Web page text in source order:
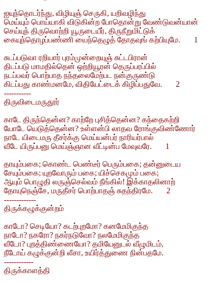
ஐயுந்தொடர்ந்து, விழியுஞ் செருகி, யறிவழிந்து
மெய்யும் பொய்யாகி விடுகின்ற போதொன்று வேண்டுவன்யான்
செய்யுந் திருவொற்றி யூருடையீர், திருநீறுமிட்டுக்
கையுந்தொழப்பண்ணி யைந்தெழுத் தோதவுங் கற்பியுமே. 1
சுடப்படுவா ரறியார் புரம்முன்றையுஞ் சுட்டபிரான்
திடப்படு மாமதில்தென் ஒற்றியூரன் தெருப்பரப்பில்
நடப்பவர் பொற்பாத நந்தலைமேற்பட நன்குருண்டு
கிடப்பது காண்மனமே, விதியேட்டைக் கிழிப்பதுவே. 2
-----------
திருவிடைமருதூர்
காடே திருந்தென்ன? காற்றே புசித்தென்ன? கந்தைகற்றி
யோடே யெடுத்தென்ன? உள்ளன்பி லாதவ ரோங்குவிண்ணோர்
நாடே யிடைமரு தீசர்க்கு மெய்யன்பர் நாரியர்பால்
வீடே யிருப்பனு மெய்ஞ்ஞான வீட்டின்ப மேவுவரே. 1
தாயும்பகை; கொண்ட பெண்டீர் பெரும்பகை; தன்னுடைய
சேயும்பகை; யுறவோரும் பகை; யிச்செகமும் பகை;
ஆயும் பொழுதி லருஞ்செல்வம் நீங்கில்! இக்காதலினாற்
தோயுநெஞ்சே, மருதீசர் பொற்பாதஞ் சுதந்திரமே. 2
-------------
திருக்கழுக்குன்றம்
காடோ? செடியோ? கடற்புறமோ? கனமேமிகுந்த
நாடோ? நகரோ? நகர்நடுவோ? நலமேமிகுந்த
வீடோ? புறத்திண்ணையோ? தமியேனுடல் வீழுமிடம்,
நீடோய் கழுக்குன்றி லீசா, உயிர்த்துணை நின்பதமே.
------------
திருக்காளத்தி